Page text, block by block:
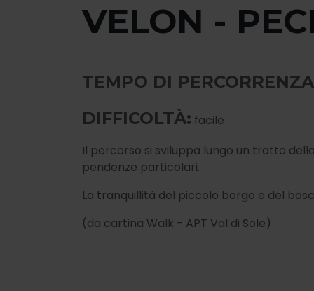
VELON -
TEMPO DI
DIFFICOLTÀ: facile
Il percorso si sviluppa lungo un tratto
pendenze particolari.
La tranquillità del piccolo borgo e del
(da cartina Walk - APT Val di Sole)